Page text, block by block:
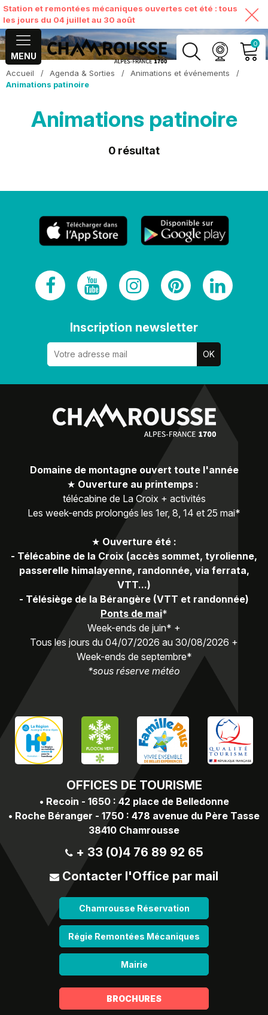
Station et remontées mécaniques ouvertes cet été : tous
les jours du 04 juillet au 30 août
MENU
0
MON COMPTE
VOIR MON PANIER
Accueil / Agenda & Sorties / Animations et événements
/
Animations patinoire
Animations patinoire
0 résultat
Inscription newsletter
OFFICES DE TOURISME
• Recoin - 1650 : 42 place de Belledonne
• Roche Béranger - 1750 : 478 avenue du Père Tasse
38410 Chamrousse
+ 33 (0)4 76 89 92 65
Contacter l'Office par mail
Chamrousse Réservation
Régie Remontées Mécaniques
Mairie
Domaine de montagne ouvert toute l'année
★ Ouverture au printemps :
télécabine de La Croix + activités
Les week-ends prolongés les 1er, 8, 14 et 25 mai*
★ Ouverture été :
- Télécabine de la Croix (accès sommet, tyrolienne,
passerelle himalayenne, randonnée, via ferrata,
VTT...)
- Télésiège de la Bérangère (VTT et randonnée)
Ponts de mai*
Week-ends de juin* +
Tous les jours du 04/07/2026 au 30/08/2026 +
Week-ends de septembre*
*sous réserve météo
BROCHURES